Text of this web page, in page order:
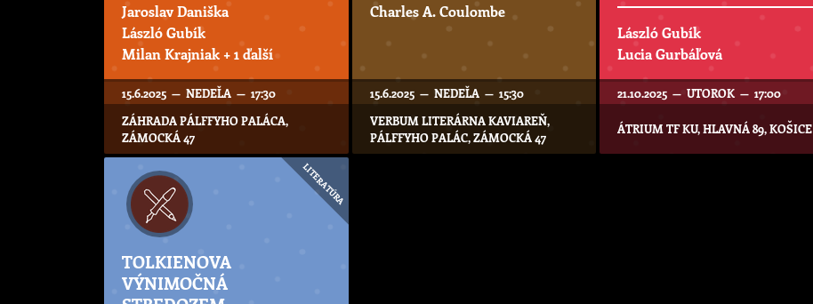
Jaroslav Daniška
László Gubík
Milan Krajniak+ 1 ďalší
15.6.2025 — NEDEĽA — 17:30
ZÁHRADA PÁLFFYHO PALÁCA,
ZÁMOCKÁ 47
Charles A. Coulombe
15.6.2025 — NEDEĽA — 15:30
VERBUM LITERÁRNA KAVIAREŇ,
PÁLFFYHO PALÁC, ZÁMOCKÁ 47
László Gubík
Lucia Gurbáľová
21.10.2025 — UTOROK — 17:00
ÁTRIUM TF KU, HLAVNÁ 89, KOŠICE
LITERATÚRA
TOLKIENOVA
VÝNIMOČNÁ